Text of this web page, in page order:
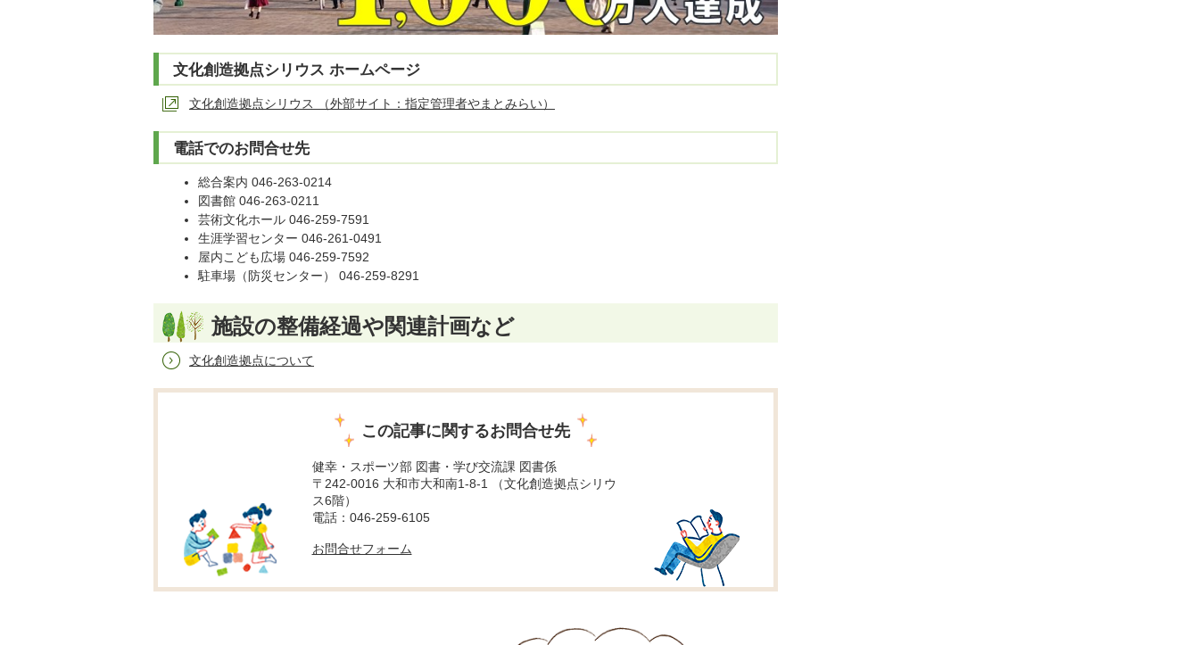
文化創造拠点シリウス ホームページ
文化創造拠点シリウス （外部サイト：指定管理者やまとみらい）
電話でのお問合せ先
総合案内 046-263-0214
図書館 046-263-0211
芸術文化ホール 046-259-7591
生涯学習センター 046-261-0491
屋内こども広場 046-259-7592
駐車場（防災センター） 046-259-8291
施設の整備経過や関連計画など
文化創造拠点について
この記事に関するお問合せ先
健幸・スポーツ部 図書・学び交流課 図書係
〒242-0016 大和市大和南1-8-1 （文化創造拠点シリウ
ス6階）
電話：046-259-6105
お問合せフォーム